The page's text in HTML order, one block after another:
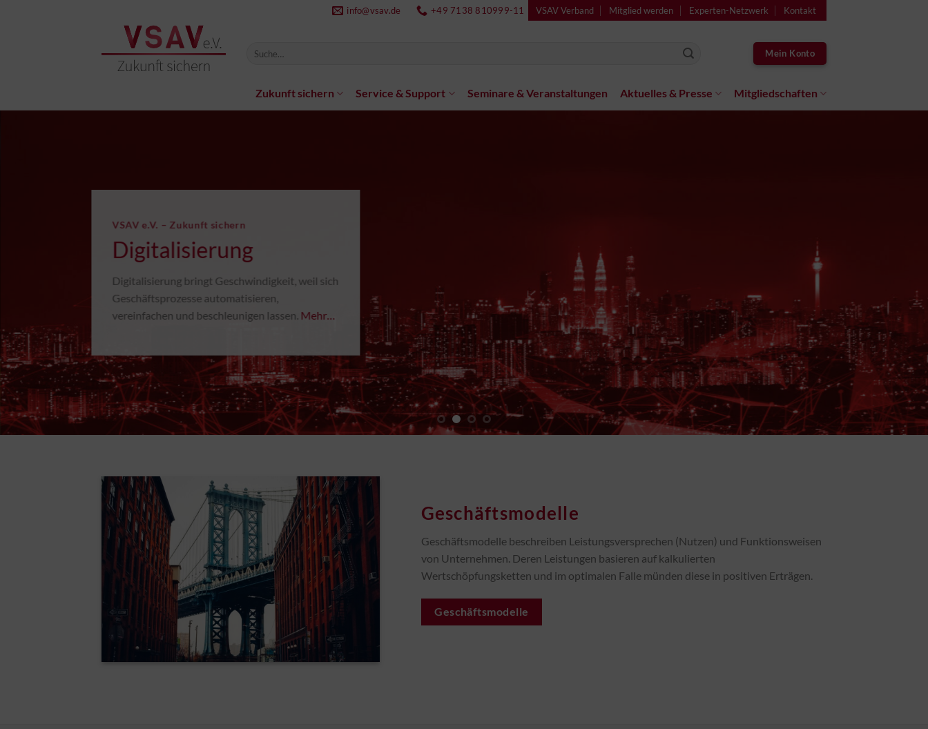
info@vsav.de +49 7138 810999-11 VSAV Verband Mitglied werden Experten-Netzwerk Kontakt
Mein Konto
Zukunft sichern Service & Support Seminare & Veranstaltungen Aktuelles & Presse Mitgliedschaften
VSAV e.V. – Zukunft sichern
Digitalisierung
Digitalisierung bringt Geschwindigkeit, weil sich
Geschäftsprozesse automatisieren,
vereinfachen und beschleunigen lassen. Mehr…
Geschäftsmodelle
Geschäftsmodelle beschreiben Leistungsversprechen (Nutzen) und Funktionsweisen
von Unternehmen. Deren Leistungen basieren auf kalkulierten
Wertschöpfungsketten und im optimalen Falle münden diese in positiven Erträgen.
Geschäftsmodelle